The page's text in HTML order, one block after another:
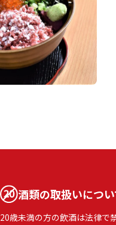
酒類の取扱いにつ
20歳未満の方の飲酒は法律で